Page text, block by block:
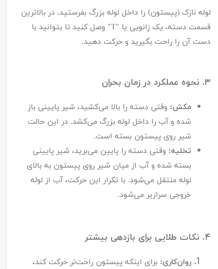
لوله نازک (پیستون) را داخل لوله بزرگ بفرستید. در بالاترین
قسمت دسته، یک زانویی یا "T" وصل کنید تا بتوانید با
دست آن را راحت بگیرید و حرکت دهید.
۳. نحوه عملکرد در زمان بحران
مکش: وقتی دسته را بالا می‌کشید، شیر پایینی باز
شده و آب را داخل لوله بزرگ می‌کشد. در این حالت
شیر روی پیستون بسته است.
تخلیه: وقتی دسته را پایین می‌برید، شیر پایینی
بسته شده و آب از میان شیر روی پیستون به بالای
لوله منتقل می‌شود. با تکرار این حرکت، آب از لوله
خروجی سرازیر می‌شود.
۴. نکات طلایی برای بازدهی بیشتر
روان‌کاری: برای اینکه پیستون راحت‌تر حرکت کند،